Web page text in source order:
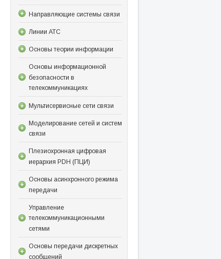
Направляющие системы связи
Линии АТС
Основы теории информации
Основы информационной
безопасности в
телекоммуникациях
Мультисервисные сети связи
Моделирование сетей и систем
связи
Плезиохронная цифровая
иерархия PDH (ПЦИ)
Основы асинхронного режима
передачи
Управление
телекоммуникационными
сетями
Основы передачи дискретных
сообщений